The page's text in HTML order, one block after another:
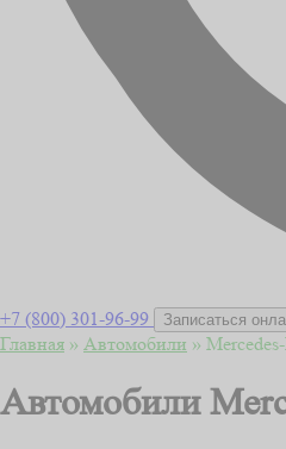
+7 (800) 301-96-99 Записаться
Главная » Автомобили »
Автомобили